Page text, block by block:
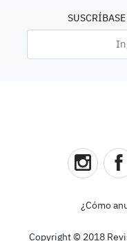
¿Cómo
Copyright © 2018